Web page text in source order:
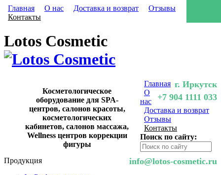
Главная О нас Доставка и возврат
Отзывы
Контакты
Lotos Cosmetic
Косметологическое
оборудование для SPA-
центров, салонов красоты,
косметологических
кабинетов, салонов массажа,
Wellness центров коррекции
фигуры
г. Иркутск
+7 904 1111 033
info@lotos-cosmetic.ru
Главная
О
нас
Доставка и возврат
Отзывы
Контакты
Поиск по сайту:
Продукция